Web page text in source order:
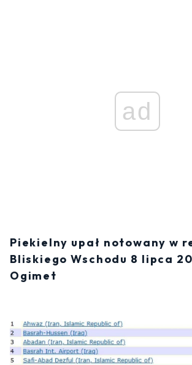
ad
Piekielny upał notowany w
Bliskiego Wschodu 8 lipca
Ogimet